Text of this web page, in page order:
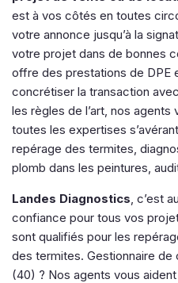
est à vos côtés en toutes
votre annonce jusqu’à la
votre projet dans de bonnes
offre des prestations de DPE
concrétiser la transaction
les règles de l’art, nos
toutes les expertises
repérage des termites,
plomb dans les peintures,
Landes Diagnostics, c’est
confiance pour tous vos
sont qualifiés pour les
des termites. Gestionnaire
(40) ? Nos agents vous